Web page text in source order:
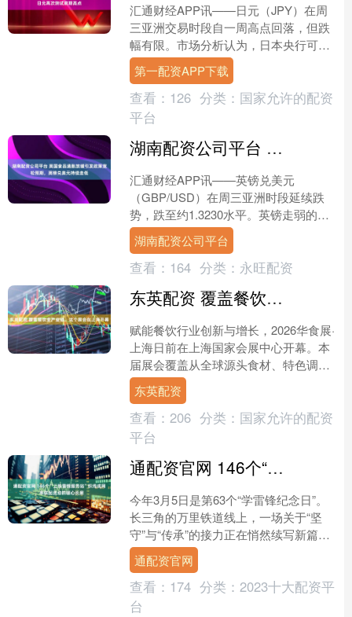
汇通财经APP讯——日元（JPY）在周
三亚洲交易时段自一周高点回落，但跌
幅有限。市场分析认为，日本央行可能
暂缓紧缩政策，以配合新任首相高市早
苗提出的财政扩张计划....
第一配资APP下载
查看： 126 分类： 国家允许的配资
平台
湖南配资公司平台 英国食品通胀放缓引发政策宽松预期，英镑兑美元持续走低
汇通财经APP讯——英镑兑美元
（GBP/USD）在周三亚洲时段延续跌
势，跌至约1.3230水平。英镑走弱的主
要原因在于英国零售联合会（BRC）最
新数据显示，英国....
湖南配资公司平台
查看： 164 分类： 永旺配资
东英配资 覆盖餐饮全产业链，这个展会在上海开幕
赋能餐饮行业创新与增长，2026华食展·
上海日前在上海国家会展中心开幕。本
届展会覆盖从全球源头食材、特色调味
品、智能餐厅设备到潮流饮品系统在内
的全产业链，汇聚近....
东英配资
查看： 206 分类： 国家允许的配资
平台
通配资官网 146个“上铁雷锋服务站”织线成网，串联起流动的暖心长廊
今年3月5日是第63个“学雷锋纪念日”。
长三角的万里铁道线上，一场关于“坚
守”与“传承”的接力正在悄然续写新篇。
于细微处，精细服务温暖旅途 纵横交错
的长三角铁....
通配资官网
查看： 174 分类： 2023十大配资平
台